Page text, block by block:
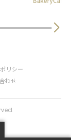
リシー
わせ